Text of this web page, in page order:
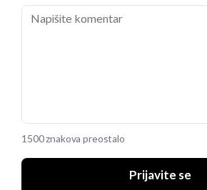
1500 znakova preostalo
Prijavite se